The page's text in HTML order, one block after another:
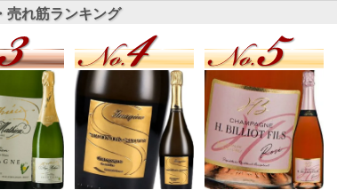
売れ筋ランキング